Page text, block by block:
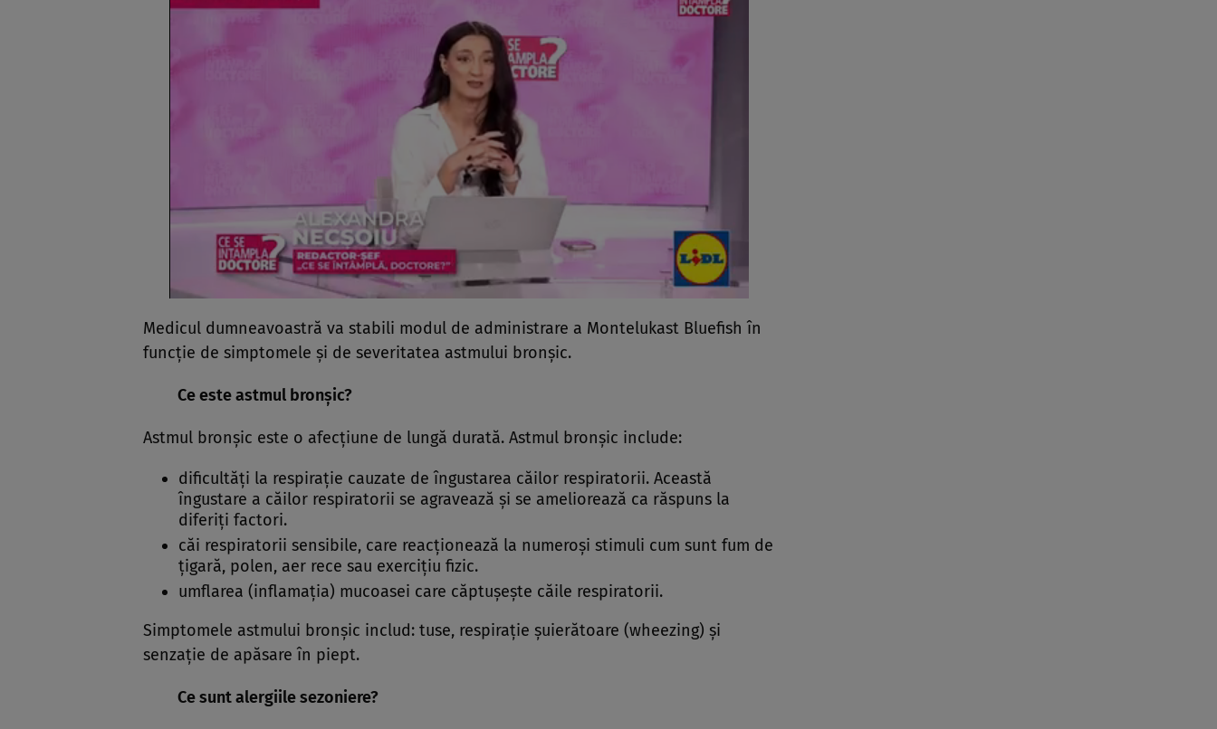
Medicul dumneavoastră va stabili modul de administrare a Montelukast Bluefish în
funcţie de simptomele şi de severitatea astmului bronşic.
Ce este astmul bronşic?
Astmul bronşic este o afecţiune de lungă durată. Astmul bronşic include:
dificultăţi la respiraţie cauzate de îngustarea căilor respiratorii. Această
îngustare a căilor respiratorii se agravează şi se ameliorează ca răspuns la
diferiţi factori.
căi respiratorii sensibile, care reacţionează la numeroşi stimuli cum sunt fum de
ţigară, polen, aer rece sau exerciţiu fizic.
umflarea (inflamaţia) mucoasei care căptuşeşte căile respiratorii.
Simptomele astmului bronşic includ: tuse, respiraţie şuierătoare (wheezing) şi
senzaţie de apăsare în piept.
Ce sunt alergiile sezoniere?